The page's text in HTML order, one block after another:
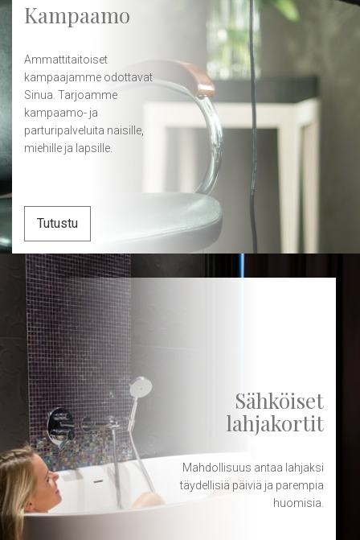
Kampaamo
Ammattitaitoiset
kampaajamme odottavat
Sinua. Tarjoamme
kampaamo- ja
parturipalveluita naisille,
miehille ja lapsille.
Tutustu
Sähköiset
lahjakortit
Mahdollisuus antaa lahjaksi
täydellisiä päiviä ja parempia
huomisia.